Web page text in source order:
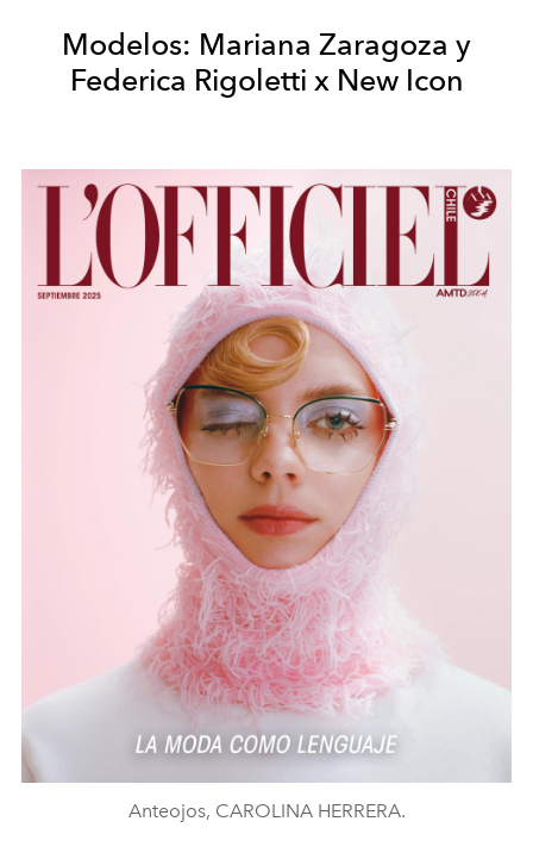
Modelos: Mariana Zaragoza y
Federica Rigoletti x New Icon
Anteojos, CAROLINA HERRERA.